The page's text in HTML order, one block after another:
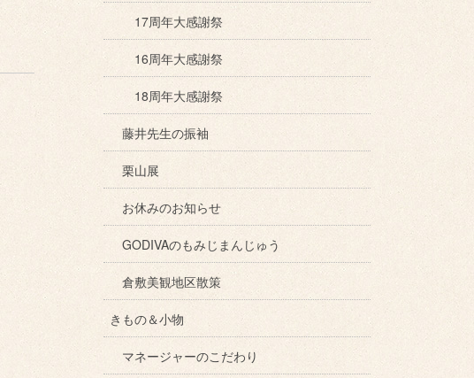
17周年大感謝祭
16周年大感謝祭
18周年大感謝祭
藤井先生の振袖
栗山展
お休みのお知らせ
GODIVAのもみじまんじゅう
倉敷美観地区散策
きもの＆小物
マネージャーのこだわり